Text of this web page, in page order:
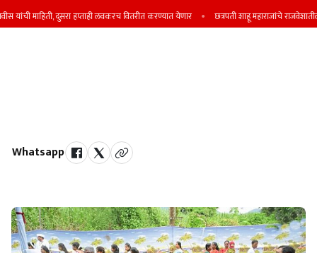
माहिती, दुसरा हप्ताही लवकरच वितरीत करण्यात येणार छत्रपती शाहू महाराजांचे राजवेशातील
Whatsapp